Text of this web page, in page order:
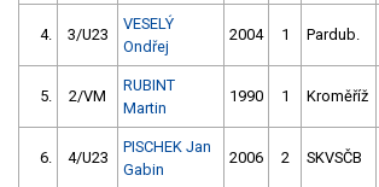
4. 3/U23
VESELÝ
Ondřej
2004 1 Pardub.
5. 2/VM
RUBINT
Martin
1990 1 Kroměříž
6. 4/U23
PISCHEK Jan
Gabin
2006 2 SKVSČB